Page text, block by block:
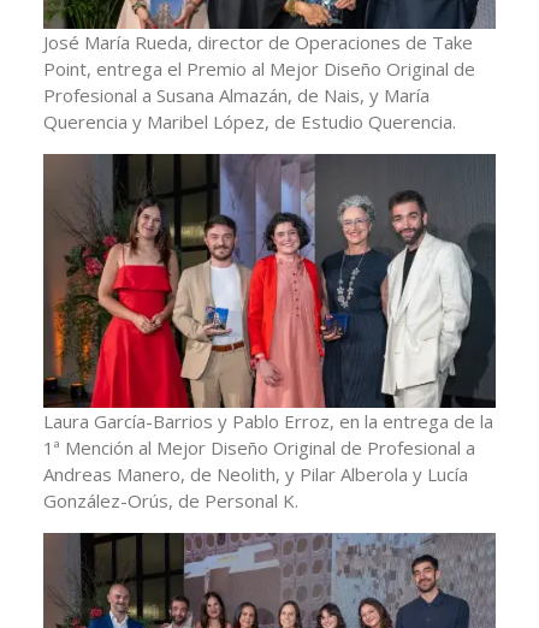
José María Rueda, director de Operaciones de Take
Point, entrega el Premio al Mejor Diseño Original de
Profesional a Susana Almazán, de Nais, y María
Querencia y Maribel López, de Estudio Querencia.
Laura García-Barrios y Pablo Erroz, en la entrega de la
1ª Mención al Mejor Diseño Original de Profesional a
Andreas Manero, de Neolith, y Pilar Alberola y Lucía
González-Orús, de Personal K.